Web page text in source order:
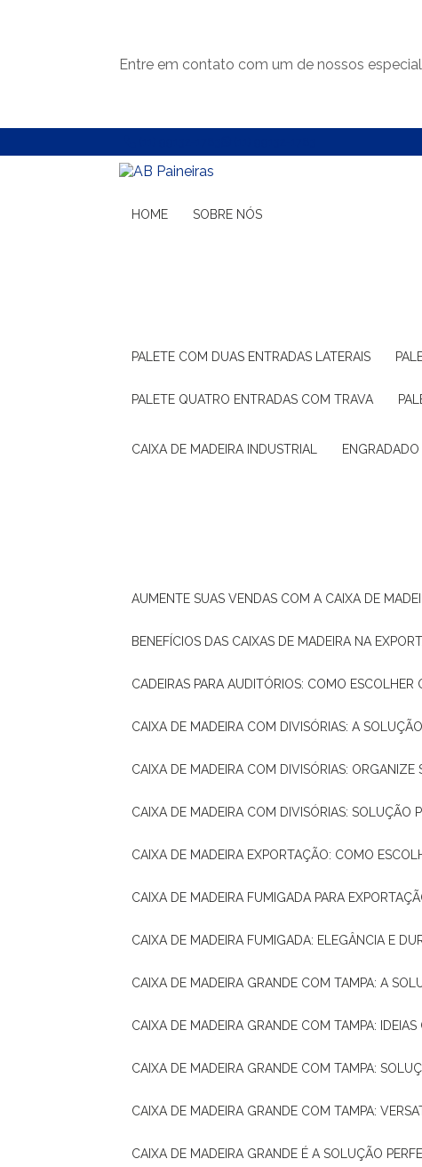
Entre em contato com um de nossos
HOME SOBRE NÓS
PALETE COM DUAS ENTRADAS LATERAIS
PALETE QUATRO ENTRADAS COM TRAVA
CAIXA DE MADEIRA INDUSTRIAL
AUMENTE SUAS VENDAS COM A CAIXA DE
BENEFÍCIOS DAS CAIXAS DE MADEIRA NA
CADEIRAS PARA AUDITÓRIOS: COMO
CAIXA DE MADEIRA COM DIVISÓRIAS: A
CAIXA DE MADEIRA COM DIVISÓRIAS:
CAIXA DE MADEIRA COM DIVISÓRIAS: SOLUÇÃO
CAIXA DE MADEIRA EXPORTAÇÃO: COMO
CAIXA DE MADEIRA FUMIGADA PARA
CAIXA DE MADEIRA FUMIGADA: ELEGÂNCIA E
CAIXA DE MADEIRA GRANDE COM TAMPA: A
CAIXA DE MADEIRA GRANDE COM TAMPA: IDEIAS
CAIXA DE MADEIRA GRANDE COM TAMPA:
CAIXA DE MADEIRA GRANDE COM TAMPA:
CAIXA DE MADEIRA GRANDE É A SOLUÇÃO